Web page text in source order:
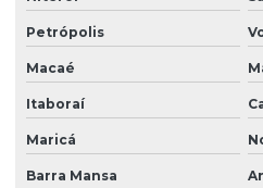
Petrópolis
Macaé
Itaboraí
Maricá
Barra Mansa